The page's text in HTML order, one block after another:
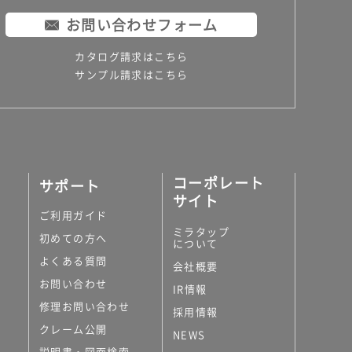
お問い合わせフォーム
カタログ請求はこちら
サンプル請求はこちら
サポート
ご利用ガイド
初めての方へ
よくある質問
お問い合わせ
修理お問い合わせ
クレーム公開
コーポレート
サイト
ミラタップ
について
会社概要
IR情報
採用情報
NEWS